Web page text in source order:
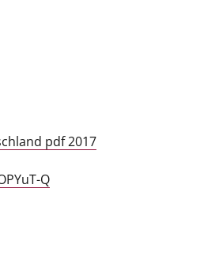
pdf 2017
Q